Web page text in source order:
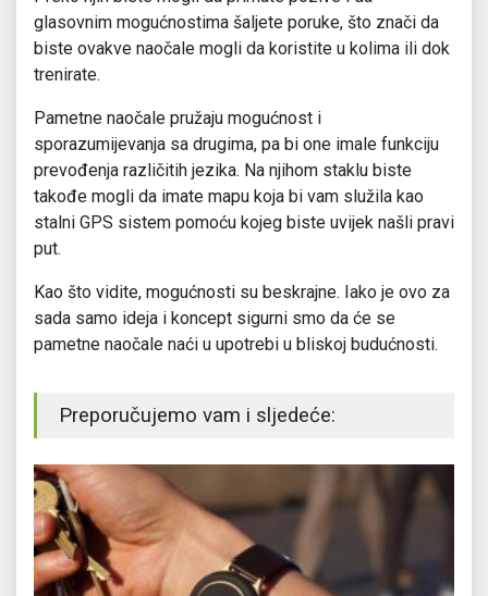
glasovnim mogućnostima šaljete poruke, što znači da
biste ovakve naočale mogli da koristite u kolima ili dok
trenirate.
Pametne naočale pružaju mogućnost i
sporazumijevanja sa drugima, pa bi one imale funkciju
prevođenja različitih jezika. Na njihom staklu biste
takođe mogli da imate mapu koja bi vam služila kao
stalni GPS sistem pomoću kojeg biste uvijek našli pravi
put.
Kao što vidite, mogućnosti su beskrajne. Iako je ovo za
sada samo ideja i koncept sigurni smo da će se
pametne naočale naći u upotrebi u bliskoj budućnosti.
Preporučujemo vam i sljedeće: